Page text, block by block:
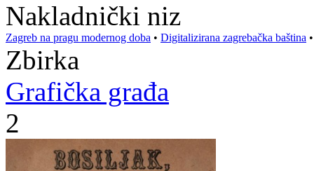
Nakladnički niz
Zagreb na pragu modernog doba • Digitalizirana zagrebačka baština
Zbirka
Grafička građa
2